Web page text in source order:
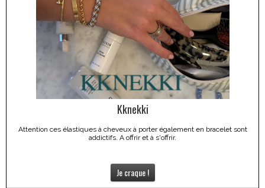
Kknekki
Attention ces élastiques à cheveux à porter également en bracelet sont
addictifs. A offrir et à s'offrir.
Je craque !